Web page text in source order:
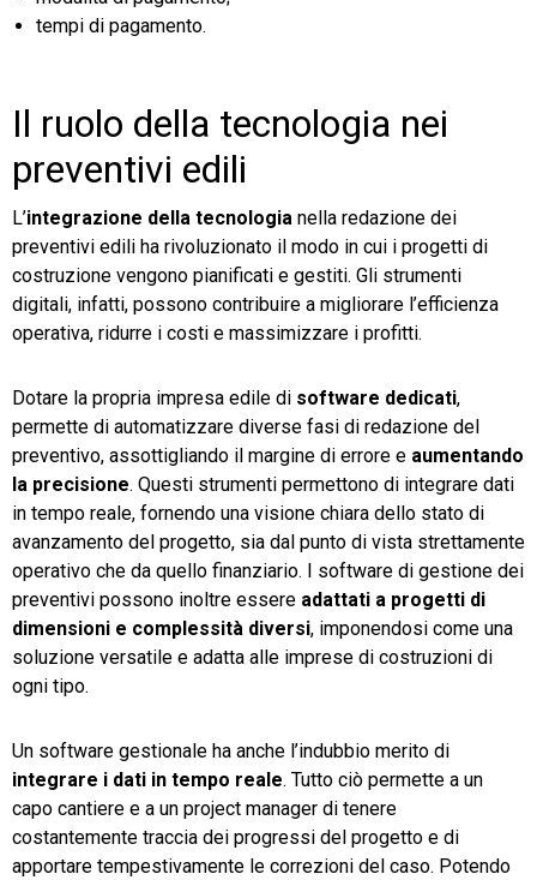
tempi di pagamento.
Il ruolo della tecnologia nei
preventivi edili
L’integrazione della tecnologia nella redazione dei
preventivi edili ha rivoluzionato il modo in cui i progetti di
costruzione vengono pianificati e gestiti. Gli strumenti
digitali, infatti, possono contribuire a migliorare l’efficienza
operativa, ridurre i costi e massimizzare i profitti.
Dotare la propria impresa edile di software dedicati,
permette di automatizzare diverse fasi di redazione del
preventivo, assottigliando il margine di errore e aumentando
la precisione. Questi strumenti permettono di integrare dati
in tempo reale, fornendo una visione chiara dello stato di
avanzamento del progetto, sia dal punto di vista strettamente
operativo che da quello finanziario. I software di gestione dei
preventivi possono inoltre essere adattati a progetti di
dimensioni e complessità diversi, imponendosi come una
soluzione versatile e adatta alle imprese di costruzioni di
ogni tipo.
Un software gestionale ha anche l’indubbio merito di
integrare i dati in tempo reale. Tutto ciò permette a un
capo cantiere e a un project manager di tenere
costantemente traccia dei progressi del progetto e di
apportare tempestivamente le correzioni del caso. Potendo